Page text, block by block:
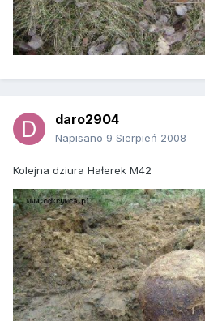
daro2904
Napisano 9 Sierpień 2008
Kolejna dziura Hałerek M42